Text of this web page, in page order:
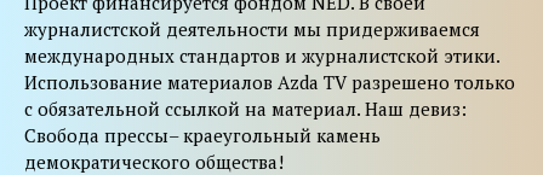
журналистской деятельности мы придерживаемся
международных стандартов и журналистской этики.
Использование материалов Azda TV разрешено только
с обязательной ссылкой на материал. Наш девиз:
Свобода прессы– краеугольный камень
демократического общества!